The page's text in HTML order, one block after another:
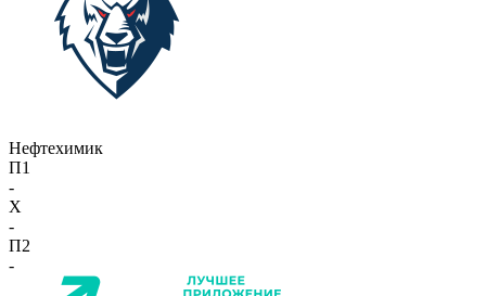
Нефтехимик
П1
-
X
-
П2
-